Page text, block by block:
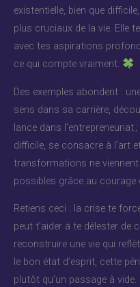
existentielle, bien que
plus cruciaux de la vie. Elle
avec tes aspirations
ce qui compte vraiment.
Des exemples abondent :
sens dans sa carrière,
lance dans l’entrepreneuriat
difficile, se consacre à l’art
transformations ne
possibles grâce au courage
Retiens ceci : la crise te
peut t’aider à te délester de
reconstruire une vie qui
le bon état d’esprit, cette
plutôt qu’un passage à vide.